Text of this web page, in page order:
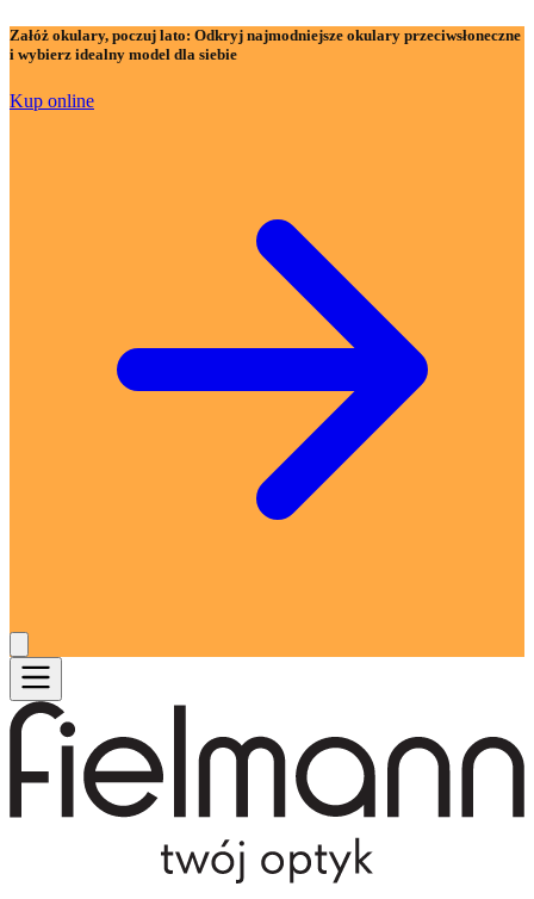
Załóż okulary, poczuj lato: Odkryj najmodniejsze okulary przeciwsłoneczne
i wybierz idealny model dla siebie
Kup online